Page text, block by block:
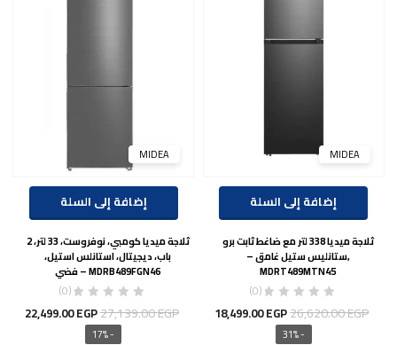
MIDEA
إضافة إلى السلة
ثلاجة ميديا ​​338 لتر مع ضاغط ثابت برو
,ستانليس ستيل غامق –
MDRT489MTN45
(0)
26,620.00EGP
السعر
الأصلي
18,499.00EGP
السعر
- 31%
MIDEA
إضافة إلى السلة
ثلاجة ميديا كومبي، نوفروست، 33 لتر، 2
باب، ديجيتال، استانلس استيل،
MDRB489FGN46 – فضي
(0)
27,139.00EGP
السعر
الأصلي
22,499.00EGP
- 17%